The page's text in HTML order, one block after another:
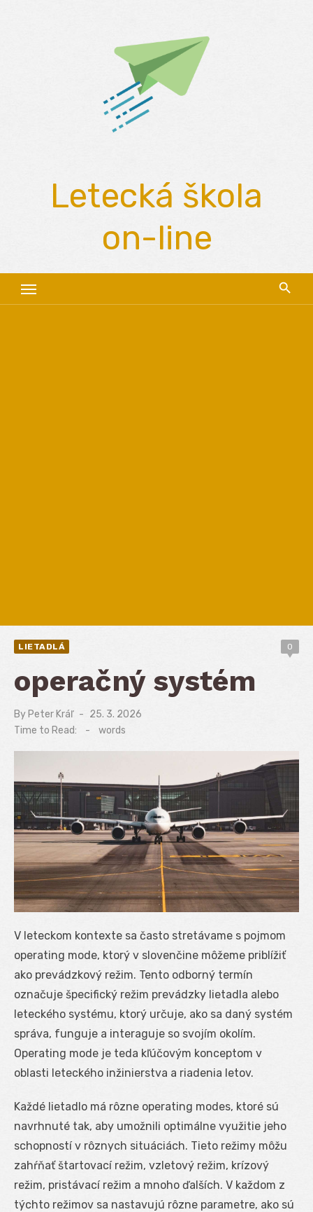
Letecká škola
on-line
LIETADLÁ 0
operačný systém
By Peter Kráľ
Posted
on
25. 3. 2026
Time to Read:
- words
V leteckom kontexte sa často stretávame s pojmom
operating mode, ktorý v slovenčine môžeme priblížiť
ako prevádzkový režim. Tento odborný termín
označuje špecifický režim prevádzky lietadla alebo
leteckého systému, ktorý určuje, ako sa daný systém
správa, funguje a interaguje so svojím okolím.
Operating mode je teda kľúčovým konceptom v
oblasti leteckého inžinierstva a riadenia letov.
Každé lietadlo má rôzne operating modes, ktoré sú
navrhnuté tak, aby umožnili optimálne využitie jeho
schopností v rôznych situáciách. Tieto režimy môžu
zahŕňať štartovací režim, vzletový režim, krízový
režim, pristávací režim a mnoho ďalších. V každom z
týchto režimov sa nastavujú rôzne parametre, ako sú